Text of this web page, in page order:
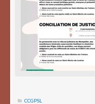
CCGPSL